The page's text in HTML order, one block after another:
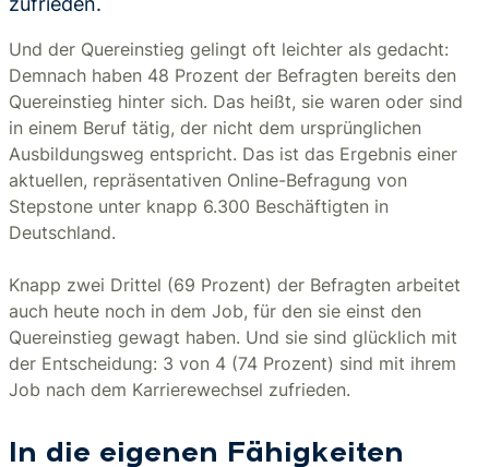
Und der Quereinstieg gelingt oft leichter als gedacht:
Demnach haben 48 Prozent der Befragten bereits den
Quereinstieg hinter sich. Das heißt, sie waren oder sind
in einem Beruf tätig, der nicht dem ursprünglichen
Ausbildungsweg entspricht. Das ist das Ergebnis einer
aktuellen, repräsentativen Online-Befragung von
Stepstone unter knapp 6.300 Beschäftigten in
Deutschland.
Knapp zwei Drittel (69 Prozent) der Befragten arbeitet
auch heute noch in dem Job, für den sie einst den
Quereinstieg gewagt haben. Und sie sind glücklich mit
der Entscheidung: 3 von 4 (74 Prozent) sind mit ihrem
Job nach dem Karrierewechsel zufrieden.
In die eigenen Fähigkeiten